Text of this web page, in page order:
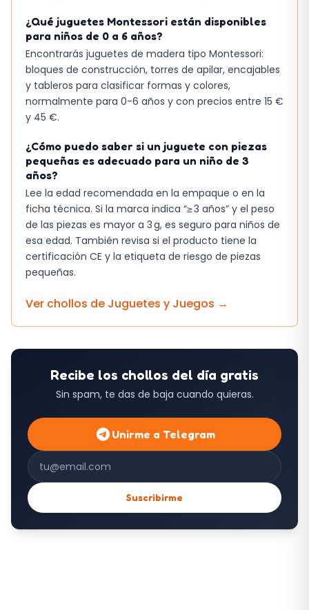
¿Qué juguetes Montessori están disponibles
para niños de 0 a 6 años?
Encontrarás juguetes de madera tipo Montessori:
bloques de construcción, torres de apilar, encajables
y tableros para clasificar formas y colores,
normalmente para 0-6 años y con precios entre 15 €
y 45 €.
¿Cómo puedo saber si un juguete con piezas
pequeñas es adecuado para un niño de 3
años?
Lee la edad recomendada en la empaque o en la
ficha técnica. Si la marca indica “≥ 3 años” y el peso
de las piezas es mayor a 3 g, es seguro para niños de
esa edad. También revisa si el producto tiene la
certificación CE y la etiqueta de riesgo de piezas
pequeñas.
Ver chollos de Juguetes y Juegos →
Recibe los chollos del día gratis
Sin spam, te das de baja cuando quieras.
Unirme a Telegram
Correo electrónico
Suscribirme